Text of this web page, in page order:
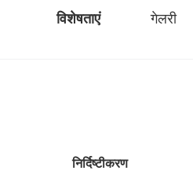
विशेषताएं गेलरी
निर्दिष्टीकरण